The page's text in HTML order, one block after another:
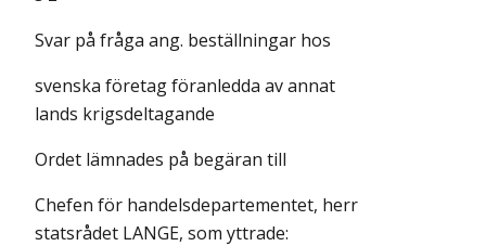
Svar på fråga ang. beställningar hos
svenska företag föranledda av annat
lands krigsdeltagande
Ordet lämnades på begäran till
Chefen för handelsdepartementet, herr
statsrådet LANGE, som yttrade: